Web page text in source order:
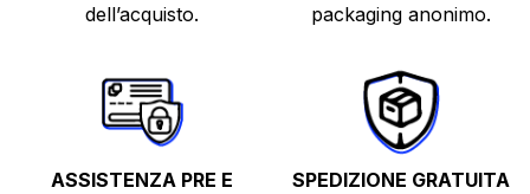
VENDI O PERMUTA
dell’acquisto.
packaging anonimo.
ASSISTENZA PRE E
SPEDIZIONE GRATUITA